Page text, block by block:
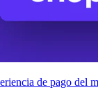
de pago del